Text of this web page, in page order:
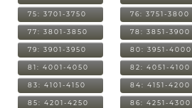
75: 3701-3750 76: 3751-3800
77: 3801-3850 78: 3851-3900
79: 3901-3950 80: 3951-4000
81: 4001-4050 82: 4051-4100
83: 4101-4150 84: 4151-4200
85: 4201-4250 86: 4251-4300